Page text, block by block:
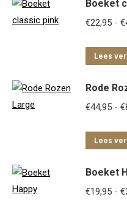
Boeket
€22,95 - €
Lees
Rode
€44,95 - €
Lees
Boeket
€19,95 - €